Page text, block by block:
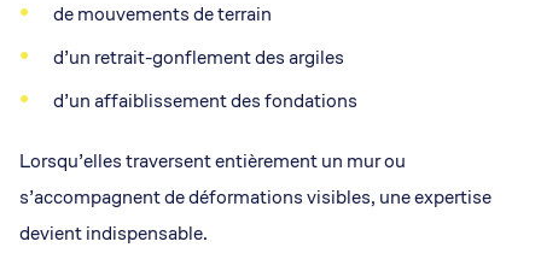
de mouvements de terrain
d’un retrait-gonflement des argiles
d’un affaiblissement des fondations
Lorsqu’elles traversent entièrement un mur ou
s’accompagnent de déformations visibles, une expertise
devient indispensable.